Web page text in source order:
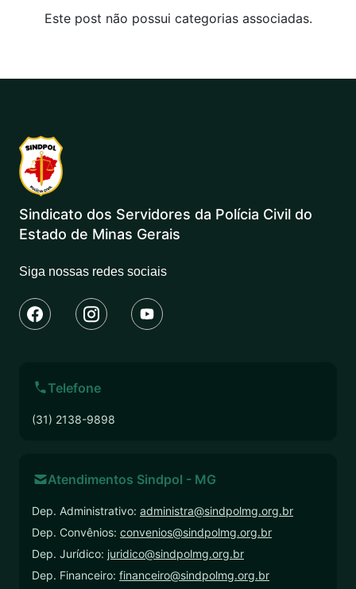
Este post não possui categorias associadas.
Sindicato dos Servidores da Polícia Civil do
Estado de Minas Gerais
Siga nossas redes sociais
Telefone
(31) 2138-9898
Atendimentos Sindpol - MG
Dep. Administrativo: administra@sindpolmg.org.br
Dep. Convênios: convenios@sindpolmg.org.br
Dep. Jurídico: juridico@sindpolmg.org.br
Dep. Financeiro: financeiro@sindpolmg.org.br